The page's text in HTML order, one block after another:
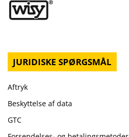
JURIDISKE SPØRGSMÅL
Aftryk
Beskyttelse af data
GTC